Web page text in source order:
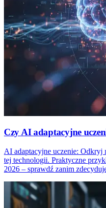
Czy AI adaptacyjne
AI adaptacyjne uczenie: Odkryj
tej technologii. Praktyczne
2026 – sprawdź zanim